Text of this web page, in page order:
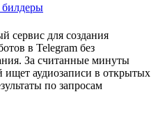
сервис для создания
в Telegram без
За считанные минуты
ищет аудиозаписи в открытых
по запросам